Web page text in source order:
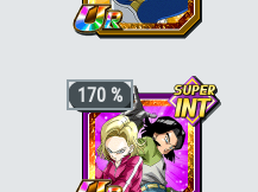
+3 ki, +200% HP & +170% ATT/DEF
pour la catégorie"Transformation
fortifiante"ou"Guerriers de génie"
+50% stats bonus si aussi"Puissance
au-delà du Super Saiyan"
170 %